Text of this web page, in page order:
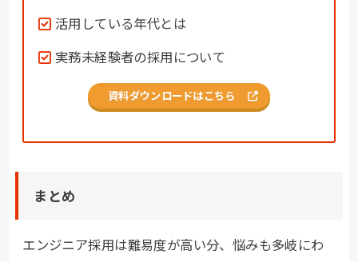
活用している年代とは
実務未経験者の採用について
資料ダウンロードはこちら
まとめ
エンジニア採用は難易度が高い分、悩みも多岐にわ